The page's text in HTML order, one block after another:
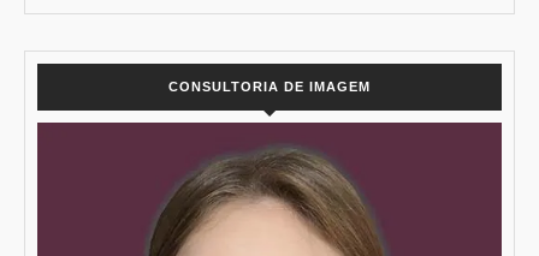
CONSULTORIA DE IMAGEM